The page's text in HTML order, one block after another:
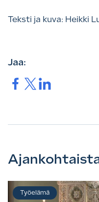
Teksti ja kuva: Heikki
Jaa:
Jaa. Jaa.Jaa.
Työelämä